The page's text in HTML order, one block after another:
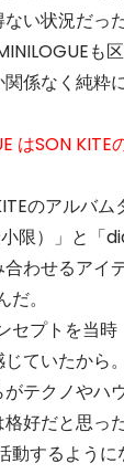
い状況だっ
も
係なく純粋
はSON KITE
のアルバム
限）」と「
わせるアイ
。
セプトを当
ていたから。
テクノやハ
好だと思った
するように